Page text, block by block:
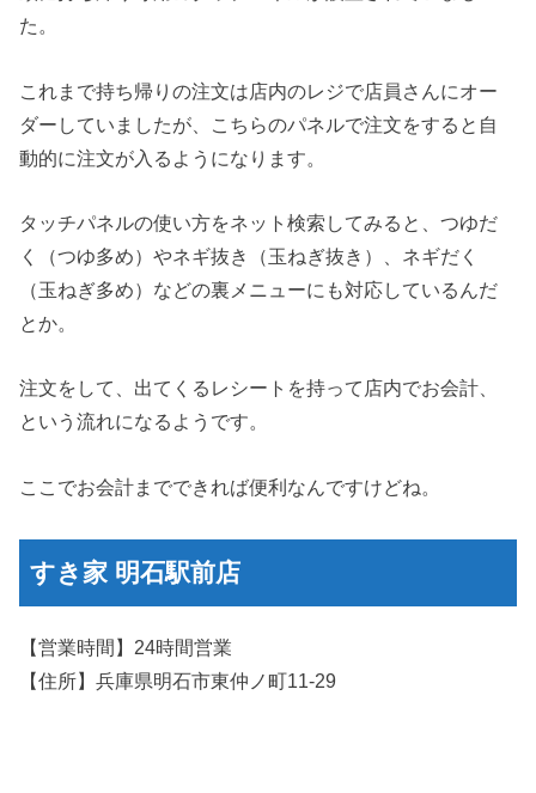
た。
これまで持ち帰りの注文は店内のレジで店員さんにオー
ダーしていましたが、こちらのパネルで注文をすると自
動的に注文が入るようになります。
タッチパネルの使い方をネット検索してみると、つゆだ
く（つゆ多め）やネギ抜き（玉ねぎ抜き）、ネギだく
（玉ねぎ多め）などの裏メニューにも対応しているんだ
とか。
注文をして、出てくるレシートを持って店内でお会計、
という流れになるようです。
ここでお会計までできれば便利なんですけどね。
すき家 明石駅前店
【営業時間】24時間営業
【住所】兵庫県明石市東仲ノ町11-29